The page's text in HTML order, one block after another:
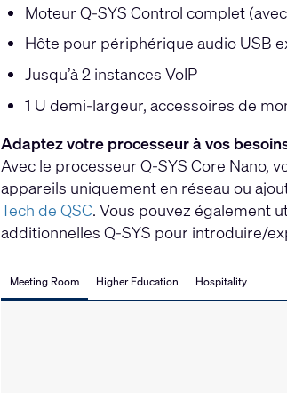
Moteur Q-SYS Control complet
Hôte pour périphérique audio USB
Jusqu’à 2 instances VoIP
1 U demi-largeur, accessoires de
Adaptez votre processeur à vos
Avec le processeur Q-SYS Core Nano,
appareils uniquement en réseau ou
Tech de QSC. Vous pouvez également
additionnelles Q-SYS pour introduire/
Meeting Room Higher Education Hospitality